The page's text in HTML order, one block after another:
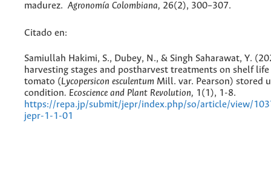
madurez. Agronomía Colombiana, 26(2), 300–307.
Citado en:
Samiullah Hakimi, S., Dubey, N., & Singh Saharawat, Y.
harvesting stages and postharvest treatments on shelf
tomato (Lycopersicon esculentum Mill. var. Pearson) stored
condition. Ecoscience and Plant Revolution, 1(1), 1-8.
https://repa.jp/submit/jepr/index.php/so/article/view/
jepr-1-1-01